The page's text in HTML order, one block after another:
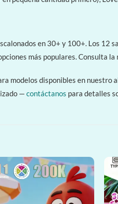
en 30+ y 100+. Los 12
más populares. Consulta
modelos disponibles en
—contáctanos para detalles